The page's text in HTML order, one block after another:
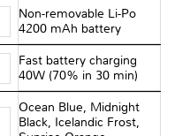
Non-removable Li-Po
4200 mAh battery
Fast battery charging
40W (70% in 30 min)
Ocean Blue, Midnight
Black, Icelandic Frost,